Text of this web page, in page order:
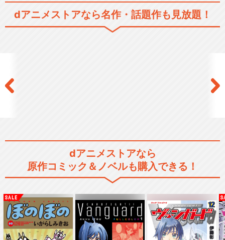
BanG Dream! It's MyGO!!…
劇場版「BanG Dream! FILM
LI…
dアニメストアなら名作・話題作も見放題！
dアニメストアなら
原作コミック＆ノベルも購入できる！